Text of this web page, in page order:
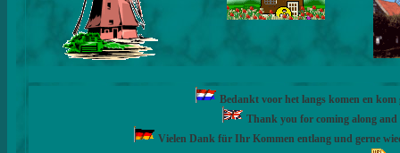
Bedankt voor het langs komen en
Thank you for coming along and
Vielen Dank für Ihr Kommen entlang und gerne